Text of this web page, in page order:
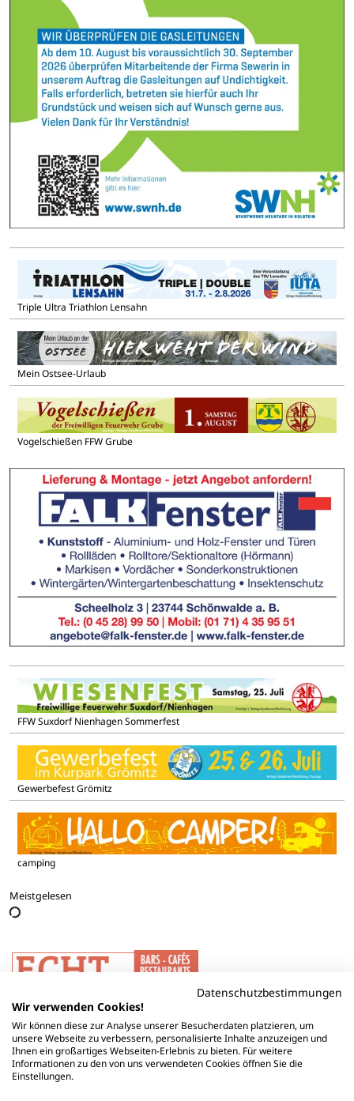
Triple Ultra Triathlon Lensahn
Mein Ostsee-Urlaub
Vogelschießen FFW Grube
FFW Suxdorf Nienhagen Sommerfest
Gewerbefest Grömitz
camping
Meistgelesen
Datenschutzbestimmungen
Wir verwenden Cookies!
Wir können diese zur Analyse unserer Besucherdaten platzieren, um
unsere Webseite zu verbessern, personalisierte Inhalte anzuzeigen und
Ihnen ein großartiges Webseiten-Erlebnis zu bieten. Für weitere
Informationen zu den von uns verwendeten Cookies öffnen Sie die
Einstellungen.